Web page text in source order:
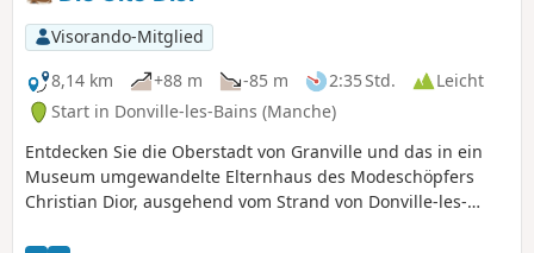
Visorando-Mitglied
8,14 km
+88 m -85 m 2:35 Std.
Leicht
Start in Donville-les-Bains (Manche)
Entdecken Sie die Oberstadt von Granville und das in ein
Museum umgewandelte Elternhaus des Modeschöpfers
Christian Dior, ausgehend vom Strand von Donville-les-